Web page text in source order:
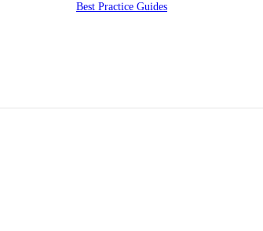
Best Practice Guides